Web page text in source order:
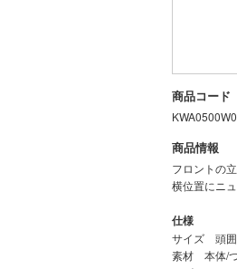
商品コード
商品情報
フロントの
横位置にニ
仕様
サイズ 頭囲
素材 本体/つ